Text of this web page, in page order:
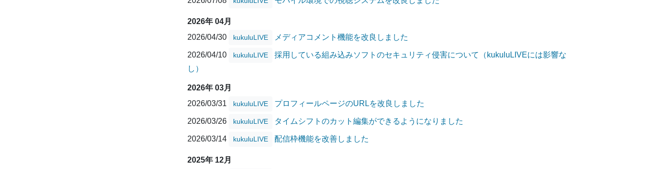
2026年 04月
2026/04/30
kukuluLIVE メディアコメント機能を改良しました
2026/04/10 kukuluLIVE
採用している組み込みソフトのセキュリティ侵害について（kukuluLIVEには影響な
し）
2026年 03月
2026/03/31
kukuluLIVE プロフィールページのURLを改良しました
2026/03/26 kukuluLIVE タイムシフトのカット編集ができるようになりました
2026/03/14 kukuluLIVE 配信枠機能を改善しました
2025年 12月